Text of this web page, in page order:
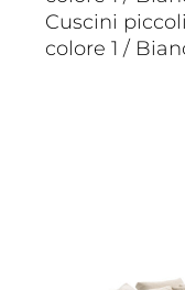
Cuscini
colore 1 /